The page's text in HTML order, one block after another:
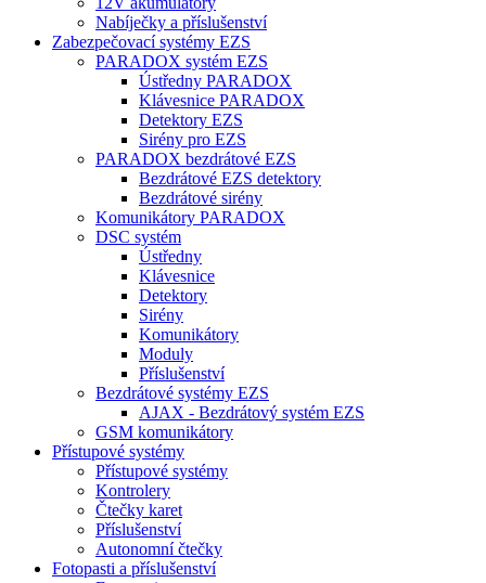
Nabíječky a příslušenství
Zabezpečovací systémy EZS
PARADOX systém EZS
Ústředny PARADOX
Klávesnice PARADOX
Detektory EZS
Sirény pro EZS
PARADOX bezdrátové EZS
Bezdrátové EZS detektory
Bezdrátové sirény
Komunikátory PARADOX
DSC systém
Ústředny
Klávesnice
Detektory
Sirény
Komunikátory
Moduly
Příslušenství
Bezdrátové systémy EZS
AJAX - Bezdrátový systém EZS
GSM komunikátory
Přístupové systémy
Přístupové systémy
Kontrolery
Čtečky karet
Příslušenství
Autonomní čtečky
Fotopasti a příslušenství